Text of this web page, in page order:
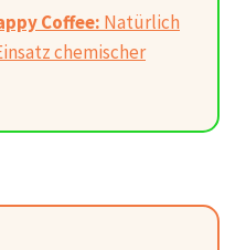
Coffee: Natürlich
chemischer